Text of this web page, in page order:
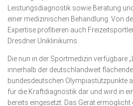
Leistungsdiagnostik sowie Beratung
einer medizinischen Behandlung. Von
Expertise profitieren auch
Dresdner Uniklinikums.
Die nun in der Sportmedizin verfügbare
innerhalb der deutschlandweit
bundesdeutschen Olympiastützpunkte
für die Kraftdiagnostik dar und wird in
bereits eingesetzt. Das Gerät